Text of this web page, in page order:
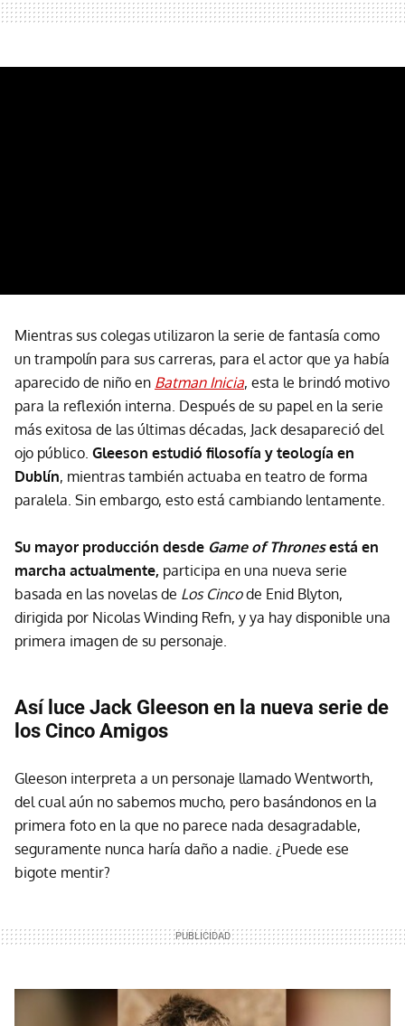
Mientras sus colegas utilizaron la serie de fantasía como
un trampolín para sus carreras, para el actor que ya había
aparecido de niño en Batman Inicia, esta le brindó motivo
para la reflexión interna. Después de su papel en la serie
más exitosa de las últimas décadas, Jack desapareció del
ojo público. Gleeson estudió filosofía y teología en
Dublín, mientras también actuaba en teatro de forma
paralela. Sin embargo, esto está cambiando lentamente.
Su mayor producción desde Game of Thronesestá en
marcha actualmente, participa en una nueva serie
basada en las novelas de Los Cincode Enid Blyton,
dirigida por Nicolas Winding Refn, y ya hay disponible una
primera imagen de su personaje.
Así luce Jack Gleeson en la nueva serie de
los Cinco Amigos
Gleeson interpreta a un personaje llamado Wentworth,
del cual aún no sabemos mucho, pero basándonos en la
primera foto en la que no parece nada desagradable,
seguramente nunca haría daño a nadie. ¿Puede ese
bigote mentir?